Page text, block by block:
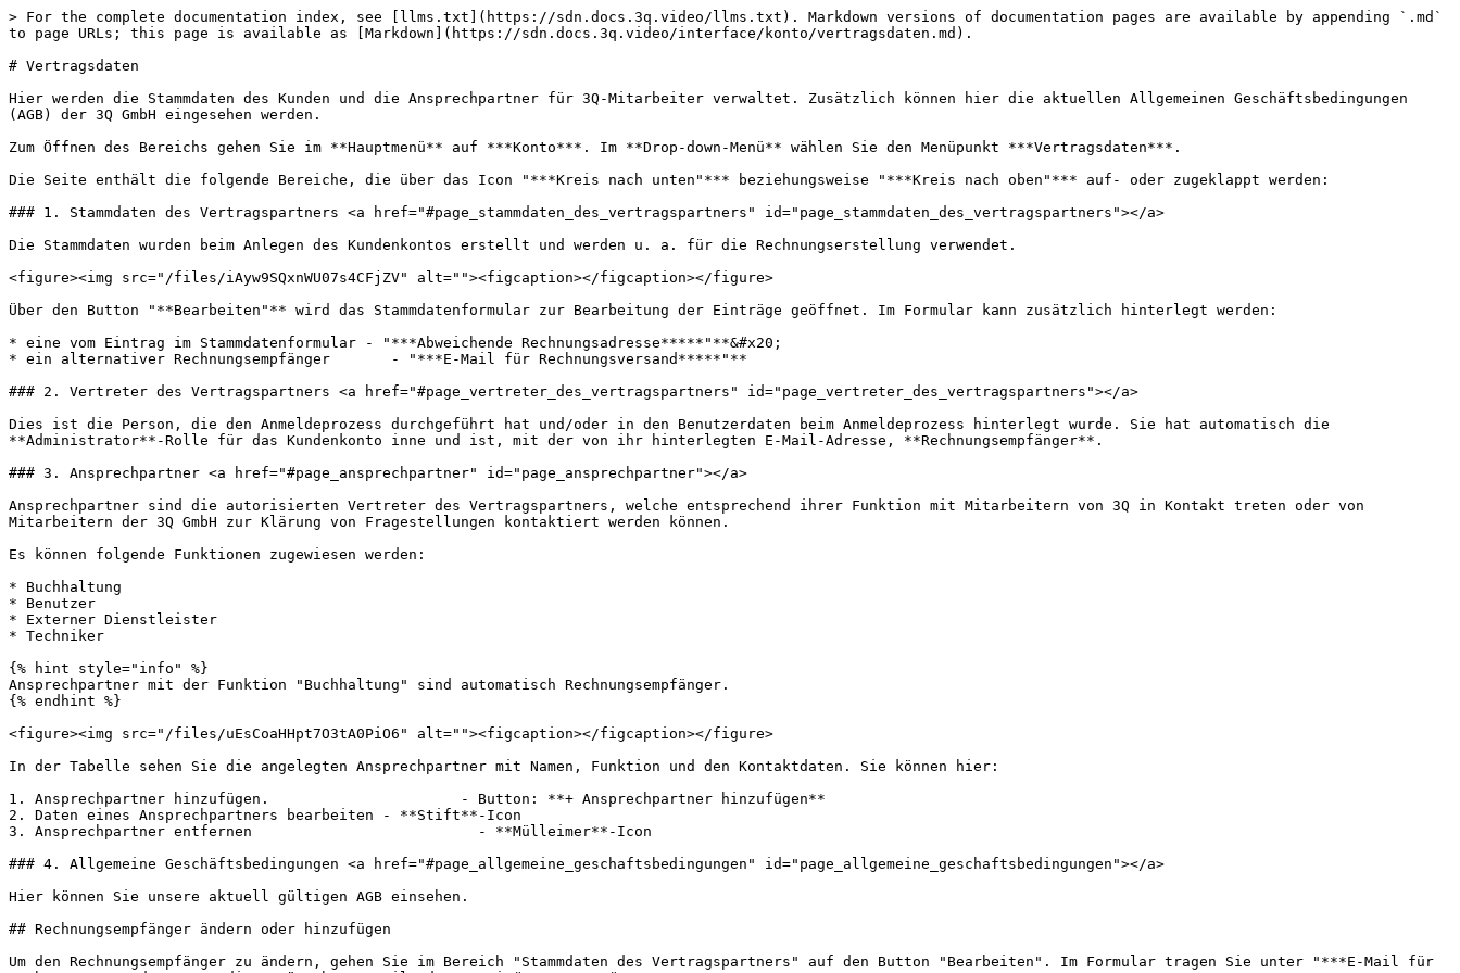
> For the complete documentation index, see [llms.txt](https://sdn.docs.3q.video/llms.txt). Markdown versions of documentation pages are available by appending `.md`
to page URLs; this page is available as [Markdown](https://sdn.docs.3q.video/interface/konto/vertragsdaten.md).
# Vertragsdaten
Hier werden die Stammdaten des Kunden und die Ansprechpartner für 3Q-Mitarbeiter verwaltet. Zusätzlich können hier die aktuellen Allgemeinen Geschäftsbedingungen
(AGB) der 3Q GmbH eingesehen werden.
Zum Öffnen des Bereichs gehen Sie im **Hauptmenü** auf ***Konto***. Im **Drop-down-Menü** wählen Sie den Menüpunkt ***Vertragsdaten***.
Die Seite enthält die folgende Bereiche, die über das Icon "***Kreis nach unten"*** beziehungsweise "***Kreis nach oben"*** auf- oder zugeklappt werden:
### 1. Stammdaten des Vertragspartners <a href="#page_stammdaten_des_vertragspartners" id="page_stammdaten_des_vertragspartners"></a>
Die Stammdaten wurden beim Anlegen des Kundenkontos erstellt und werden u. a. für die Rechnungserstellung verwendet.
<figure><img src="/files/iAyw9SQxnWU07s4CFjZV" alt=""><figcaption></figcaption></figure>
Über den Button "**Bearbeiten"** wird das Stammdatenformular zur Bearbeitung der Einträge geöffnet. Im Formular kann zusätzlich hinterlegt werden:
* eine vom Eintrag im Stammdatenformular - "***Abweichende Rechnungsadresse*****"**&#x20;
* ein alternativer Rechnungsempfänger       - "***E-Mail für Rechnungsversand*****"**
### 2. Vertreter des Vertragspartners <a href="#page_vertreter_des_vertragspartners" id="page_vertreter_des_vertragspartners"></a>
Dies ist die Person, die den Anmeldeprozess durchgeführt hat und/oder in den Benutzerdaten beim Anmeldeprozess hinterlegt wurde. Sie hat automatisch die
**Administrator**-Rolle für das Kundenkonto inne und ist, mit der von ihr hinterlegten E-Mail-Adresse, **Rechnungsempfänger**.
### 3. Ansprechpartner <a href="#page_ansprechpartner" id="page_ansprechpartner"></a>
Ansprechpartner sind die autorisierten Vertreter des Vertragspartners, welche entsprechend ihrer Funktion mit Mitarbeitern von 3Q in Kontakt treten oder von
Mitarbeitern der 3Q GmbH zur Klärung von Fragestellungen kontaktiert werden können.
Es können folgende Funktionen zugewiesen werden:
* Buchhaltung
* Benutzer
* Externer Dienstleister
* Techniker
{% hint style="info" %}
Ansprechpartner mit der Funktion "Buchhaltung" sind automatisch Rechnungsempfänger.
{% endhint %}
<figure><img src="/files/uEsCoaHHpt7O3tA0PiO6" alt=""><figcaption></figcaption></figure>
In der Tabelle sehen Sie die angelegten Ansprechpartner mit Namen, Funktion und den Kontaktdaten. Sie können hier:
1. Ansprechpartner hinzufügen.                      - Button: **+ Ansprechpartner hinzufügen**
2. Daten eines Ansprechpartners bearbeiten - **Stift**-Icon
3. Ansprechpartner entfernen                          - **Mülleimer**-Icon
### 4. Allgemeine Geschäftsbedingungen <a href="#page_allgemeine_geschaftsbedingungen" id="page_allgemeine_geschaftsbedingungen"></a>
Hier können Sie unsere aktuell gültigen AGB einsehen.
## Rechnungsempfänger ändern oder hinzufügen
Um den Rechnungsempfänger zu ändern, gehen Sie im Bereich "Stammdaten des Vertragspartners" auf den Button "Bearbeiten". Im Formular tragen Sie unter "***E-Mail für